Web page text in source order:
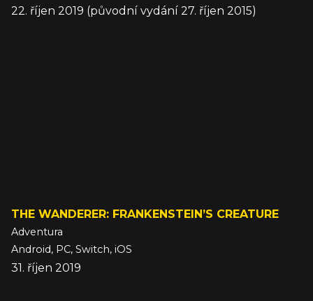
22. říjen 2019 (původní vydání 27. říjen 2015)
THE WANDERER: FRANKENSTEIN’S CREATURE
Adventura
Android, PC, Switch, iOS
31. říjen 2019